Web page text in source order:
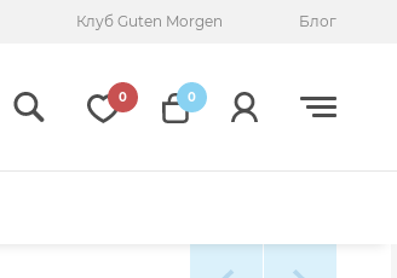
Клуб Guten Morgen Блог
0 0